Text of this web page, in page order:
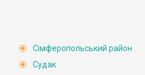
Сімферопольський район
Судак